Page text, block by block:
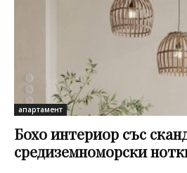
апартамент
Бохо интериор със
средиземноморски